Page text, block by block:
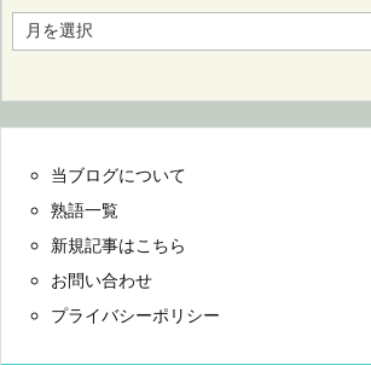
去
ら！
当ブログについて
熟語一覧
新規記事はこちら
お問い合わせ
プライバシーポリシー